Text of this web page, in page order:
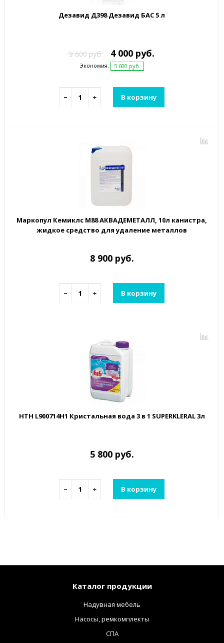
Дезавид Д398 Дезавид БАС 5 л
9 600 руб. 4 000 руб.
Экономия: 5 600 руб.
− + В корзину
Маркопул Кемиклс М88 АКВАДЕМЕТАЛЛ, 10л канистра,
жидкое средство для удаление металлов
8 900 руб.
− + В корзину
HTH L900714H1 Кристальная вода 3 в 1 SUPERKLERAL 3л
5 800 руб.
− + В корзину
Каталог продукции
Надувная мебель
Насосы, ремкомплекты
СПА